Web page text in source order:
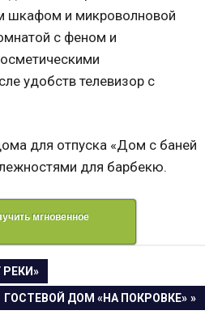
шкафом и микроволновой
с феном и
удобств телевизор с
для отпуска «Дом с баней
для барбекю.
мгновенное
СЛЕДУЮЩАЯ
ГОСТЕВОЙ ДОМ «НА ПОКРОВКЕ»